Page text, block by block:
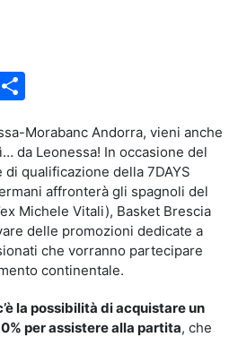
Morabanc Andorra, vieni anche
da Leonessa! In occasione del
qualificazione della 7DAYS
affronterà gli spagnoli del
Michele Vitali), Basket Brescia
delle promozioni dedicate a
che vorranno partecipare
continentale.
la possibilità di acquistare un
per assistere alla partita, che